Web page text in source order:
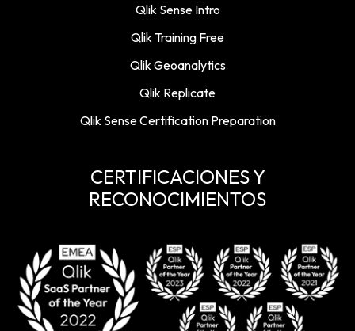
Qlik Sense Intro
Qlik Training Free
Qlik Geoanalytics
Qlik Replicate
Qlik Sense Certification Preparation
CERTIFICACIONES Y
RECONOCIMIENTOS